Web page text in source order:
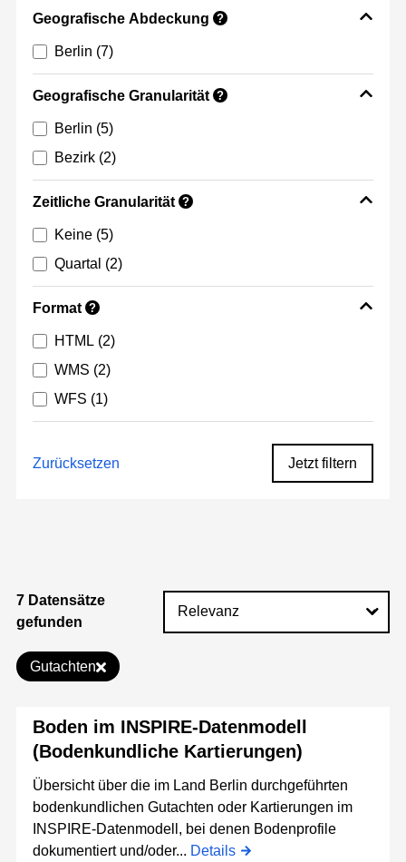
Geografische Abdeckung ?
Berlin (7)
Geografische Granularität ?
Berlin (5)
Bezirk (2)
Zeitliche Granularität ?
Keine (5)
Quartal (2)
Format ?
HTML (2)
WMS (2)
WFS (1)
Zurücksetzen Jetzt filtern
7 Datensätze
gefunden
Gutachten
Boden im INSPIRE-Datenmodell
(Bodenkundliche Kartierungen)
Übersicht über die im Land Berlin durchgeführten
bodenkundlichen Gutachten oder Kartierungen im
INSPIRE-Datenmodell, bei denen Bodenprofile
dokumentiert und/oder... Details